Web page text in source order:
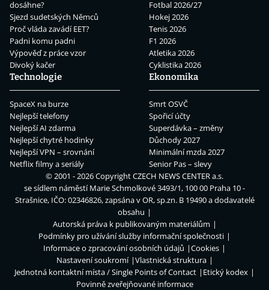
dosáhne?
Sjezd sudetských Němců
Proč vláda zavádí EET?
Padni komu padni
Výpověď z práce vzor
Divoký kačer
Fotbal 2026/27
Hokej 2026
Tenis 2026
F1 2026
Atletika 2026
Cyklistika 2026
Technologie
SpaceX na burze
Nejlepší telefony
Nejlepší AI zdarma
Nejlepší chytré hodinky
Nejlepší VPN – srovnání
Netflix filmy a seriály
Ekonomika
Smrt OSVČ
Spořicí účty
Superdávka – změny
Důchody 2027
Minimální mzda 2027
Senior Pas – slevy
© 2001 - 2026 CopyrightCZECH NEWS CENTER a.s.
se sídlem náměstí Marie Schmolkové 3493/1, 100 00 Praha 10 -
Strašnice, IČO: 02346826, zapsána v OR, sp.zn. B 19490 a dodavatelé
obsahu
Autorská práva k publikovaným materiálům
Podmínky pro užívání služby informační společnosti
Informace o zpracování osobních údajů
Cookies
Nastavení soukromí
Vlastnická struktura
Jednotná kontaktní místa / Single Points of Contact
Etický kodex
Povinně zveřejňované informace